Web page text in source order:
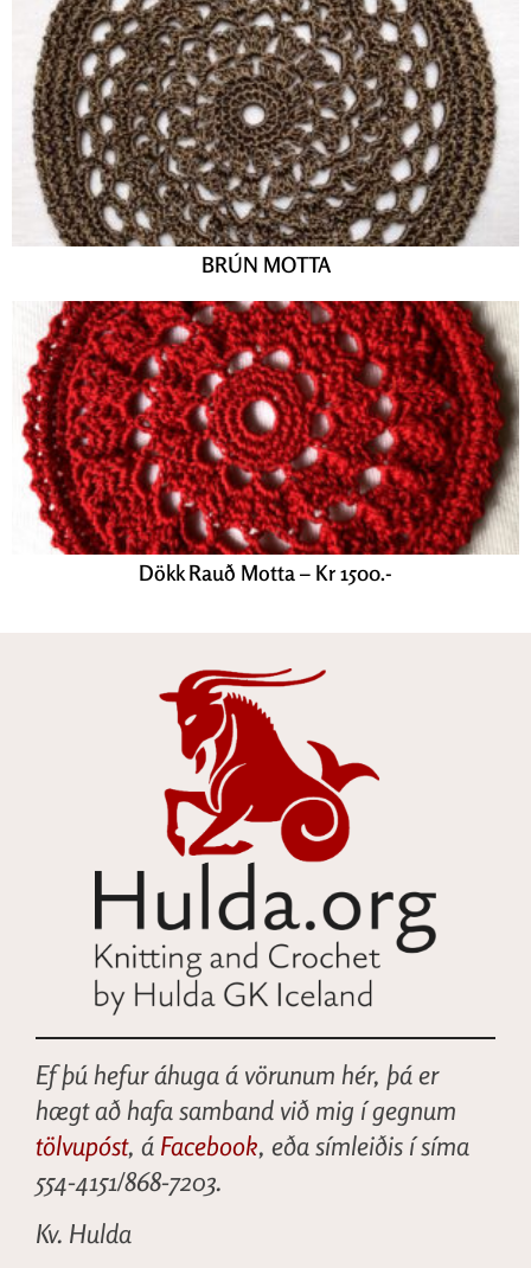
Ef þú hefur áhuga á vörunum hér, þá er
hægt að hafa samband við mig í gegnum
tölvupóst, á Facebook, eða símleiðis í síma
554-4151/868-7203.
Kv. Hulda
BRÚN MOTTA
Dökk Rauð Motta – Kr 1500.-